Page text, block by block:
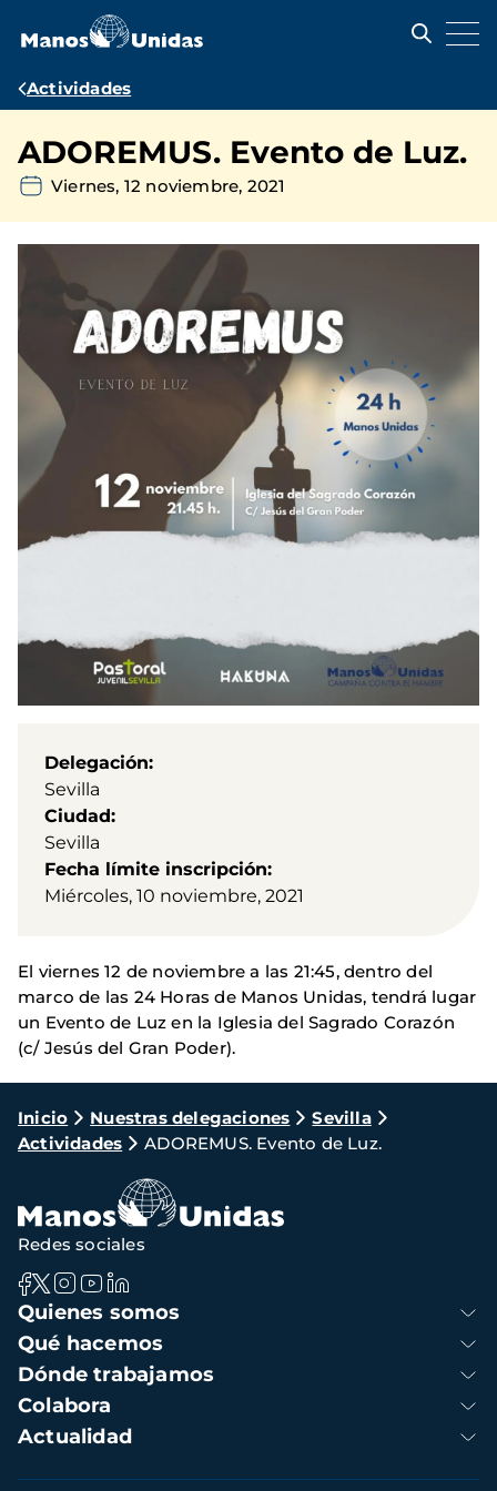
contenido
Ruta
navegación
Actividades
ADOREMUS. Evento de Luz.
Viernes, 12 noviembre, 2021
Delegación
Sevilla
Ciudad
Sevilla
Fecha límite inscripción
Miércoles, 10 noviembre, 2021
El viernes 12 de noviembre a las 21:45, dentro del
marco de las 24 Horas de Manos Unidas, tendrá lugar
un Evento de Luz en la Iglesia del Sagrado Corazón
(c/ Jesús del Gran Poder).
Ruta
de
navegación
Inicio Nuestras delegaciones
Sevilla
Actividades
ADOREMUS. Evento de Luz.
Navegación
principal
Quienes somos
Qué hacemos
Dónde trabajamos
Colabora
Actualidad
Redes sociales